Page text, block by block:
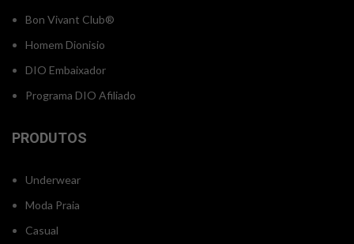
Bon Vivant Club®
Homem Dionisio
DIO Embaixador
Programa DIO Afiliado
PRODUTOS
Underwear
Moda Praia
Casual